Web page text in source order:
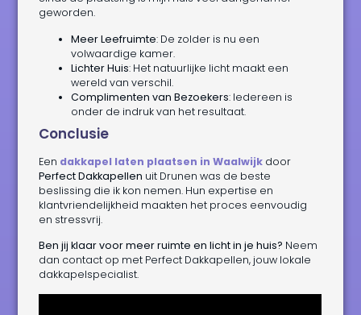
geworden.
Meer Leefruimte: De zolder is nu een
volwaardige kamer.
Lichter Huis: Het natuurlijke licht maakt een
wereld van verschil.
Complimenten van Bezoekers: Iedereen is
onder de indruk van het resultaat.
Conclusie
Een dakkapel laten plaatsen in Waalwijk door
Perfect Dakkapellen uit Drunen was de beste
beslissing die ik kon nemen. Hun expertise en
klantvriendelijkheid maakten het proces eenvoudig
en stressvrij.
Ben jij klaar voor meer ruimte en licht in je huis? Neem
dan contact op met Perfect Dakkapellen, jouw lokale
dakkapelspecialist.